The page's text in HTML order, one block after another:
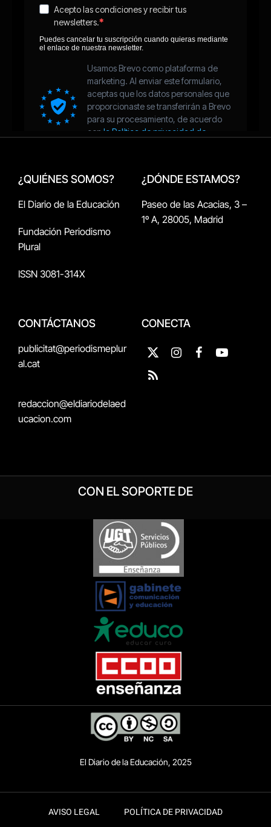
¿QUIÉNES SOMOS?
El Diario de la Educación
Fundación Periodismo
Plural
ISSN 3081-314X
¿DÓNDE ESTAMOS?
Paseo de las Acacias, 3 –
1º A, 28005, Madrid
CONTÁCTANOS
publicitat@periodismeplur
al.cat
redaccion@eldiariodelaed
ucacion.com
CONECTA
X
(Twitter)
InstagramFacebookYouTube
RSS
CON EL SOPORTE DE
El Diario de la Educación, 2025
AVISO LEGAL POLÍTICA DE PRIVACIDAD